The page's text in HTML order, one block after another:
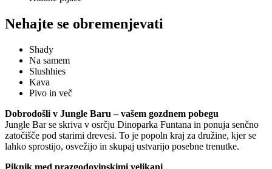
Nehajte se obremenjevati
Shady
Na samem
Slushhies
Kava
Pivo in več
Dobrodošli v Jungle Baru – vašem gozdnem pobegu
Jungle Bar se skriva v osrčju Dinoparka Funtana in ponuja senčno
zatočišče pod starimi drevesi. To je popoln kraj za družine, kjer se
lahko sprostijo, osvežijo in skupaj ustvarijo posebne trenutke.
Piknik med prazgodovinskimi velikani